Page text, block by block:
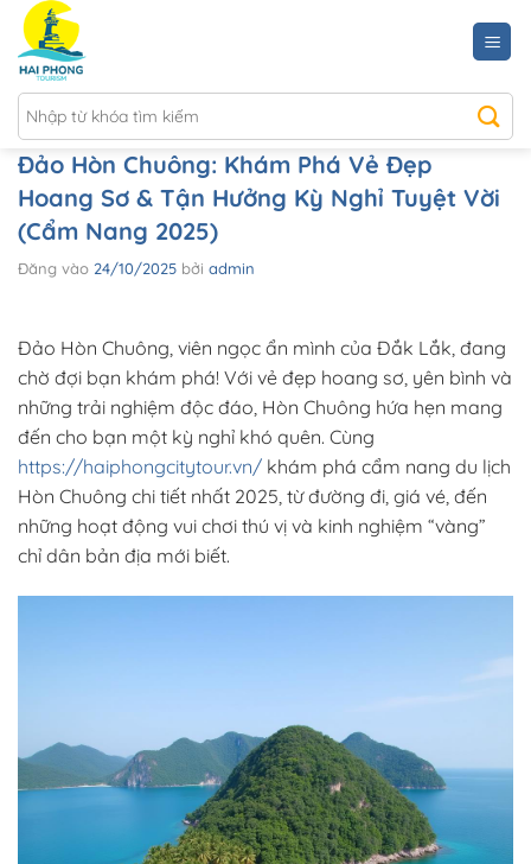
qua
nội
dung
Đảo Hòn Chuông: Khám Phá Vẻ Đẹp
Hoang Sơ & Tận Hưởng Kỳ Nghỉ Tuyệt Vời
(Cẩm Nang 2025)
Đăng vào 24/10/2025 bởi admin
Đảo Hòn Chuông, viên ngọc ẩn mình của Đắk Lắk, đang
chờ đợi bạn khám phá! Với vẻ đẹp hoang sơ, yên bình và
những trải nghiệm độc đáo, Hòn Chuông hứa hẹn mang
đến cho bạn một kỳ nghỉ khó quên. Cùng
https://haiphongcitytour.vn/ khám phá cẩm nang du lịch
Hòn Chuông chi tiết nhất 2025, từ đường đi, giá vé, đến
những hoạt động vui chơi thú vị và kinh nghiệm “vàng”
chỉ dân bản địa mới biết.